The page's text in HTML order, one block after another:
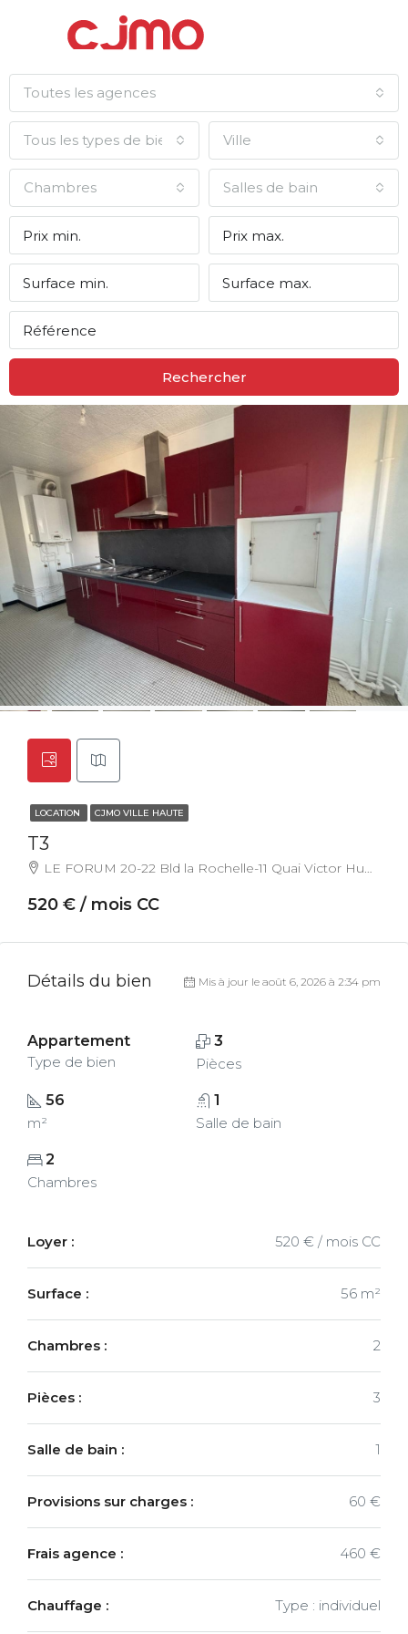
Toutes les agences
Tous les types de biens Ville
Chambres Salles de bain
Rechercher
LOCATION CJMO VILLE HAUTE
T3
LE FORUM 20-22 Bld la Rochelle-11 Quai Victor Hug, 55000, Bar Le Duc, France
520 € / mois CC
Détails du bien Mis à jour le août 6, 2026 à 2:34 pm
Appartement
Type de bien
3
Pièces
56
m²
1
Salle de bain
2
Chambres
Loyer : 520 € / mois CC
Surface : 56 m²
Chambres : 2
Pièces : 3
Salle de bain : 1
Provisions sur charges : 60 €
Frais agence : 460 €
Chauffage : Type : individuel